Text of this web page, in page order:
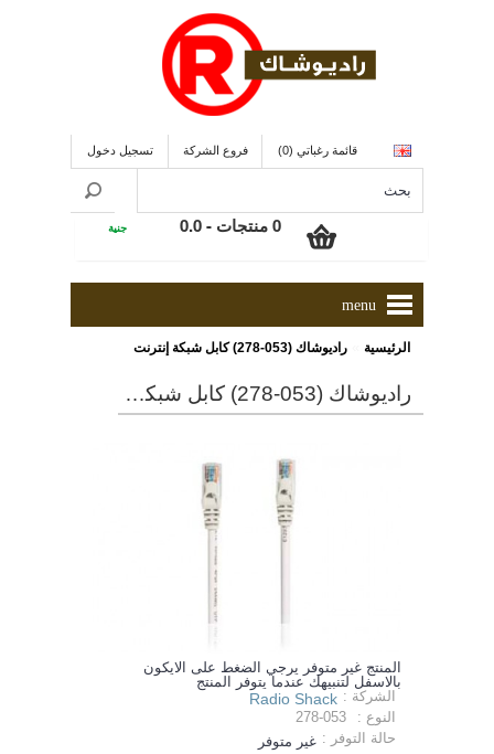
قائمة رغباتي (0) فروع الشركة تسجيل دخول
0 منتجات - 0.0 جنية
menu
الرئيسية راديوشاك (053-278) كابل شبكة إنترنت
راديوشاك (053-278) كابل شبكة إنترنت
المنتج غير متوفر يرجي الضغط على الايكون
بالاسفل لتنبيهك عندما يتوفر المنتج
الشركة : Radio Shack
النوع :
278-053
حالة التوفر : غير متوفر